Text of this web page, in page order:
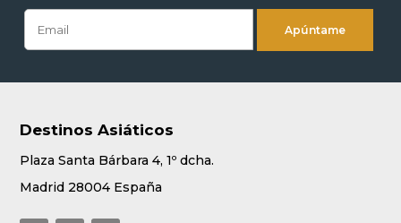
Destinos Asiáticos
Plaza Santa Bárbara 4, 1º dcha.
Madrid 28004 España